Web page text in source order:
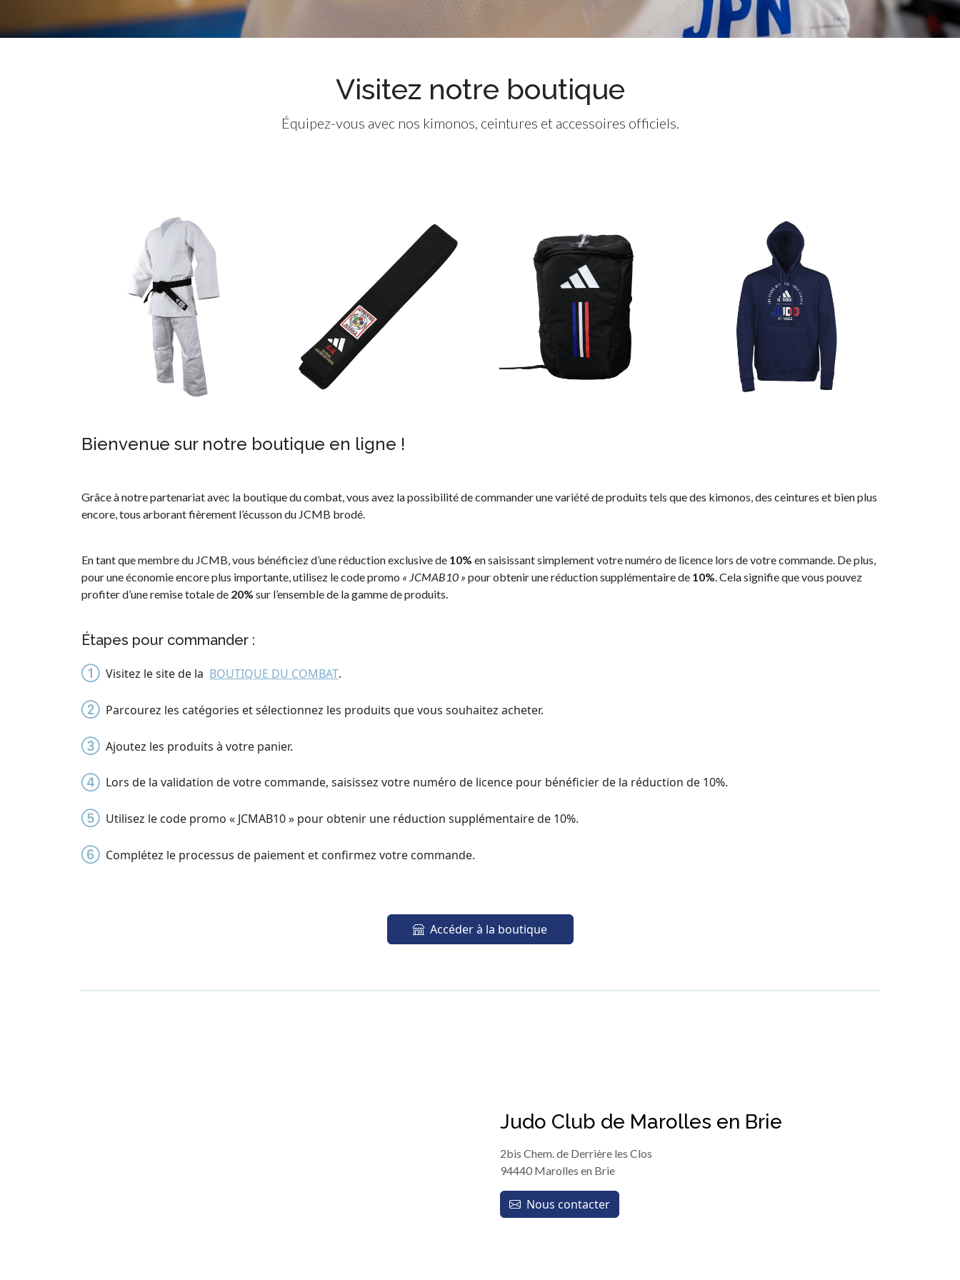
Visitez notre boutique
Équipez-vous avec nos kimonos, ceintures et accessoires officiels.
Bienvenue sur notre boutique en ligne !
Grâce à notre partenariat avec la boutique du combat, vous avez la possibilité de commander une variété de produits tels que des kimonos, des ceintures et bien plus
encore, tous arborant fièrement l’écusson du JCMB brodé.
En tant que membre du JCMB, vous bénéficiez d’une réduction exclusive de 10% en saisissant simplement votre numéro de licence lors de votre commande. De plus,
pour une économie encore plus importante, utilisez le code promo « JCMAB10 » pour obtenir une réduction supplémentaire de 10%. Cela signifie que vous pouvez
profiter d’une remise totale de 20% sur l’ensemble de la gamme de produits.
Étapes pour commander :
Visitez le site de la BOUTIQUE DU COMBAT.
Parcourez les catégories et sélectionnez les produits que vous souhaitez acheter.
Ajoutez les produits à votre panier.
Lors de la validation de votre commande, saisissez votre numéro de licence pour bénéficier de la réduction de 10%.
Utilisez le code promo « JCMAB10 » pour obtenir une réduction supplémentaire de 10%.
Complétez le processus de paiement et confirmez votre commande.
Accéder à la boutique
Judo Club de Marolles en Brie
2bis Chem. de Derrière les Clos
94440 Marolles en Brie
Nous contacter